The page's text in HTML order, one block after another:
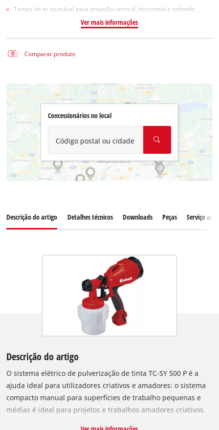
Tampa de ar ajustável para projeção vertical, horizontal e redonda
Ver mais informações
Comparar produto
Concessionários no local
Código postal ou cidade
Descrição do artigo Detalhes técnicos Downloads Peças Serviço ao
Descrição do artigo
O sistema elétrico de pulverização de tinta TC-SY 500 P é a
ajuda ideal para utilizadores criativos e amadores: o sistema
compacto manual para superfícies de trabalho pequenas e
médias é ideal para projetos e trabalhos amadores criativos.